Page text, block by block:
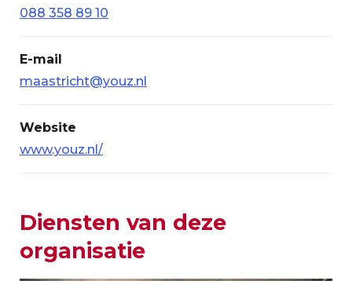
088 358 89 10
E-mail
maastricht@youz.nl
Website
www.youz.nl/
Diensten van deze
organisatie